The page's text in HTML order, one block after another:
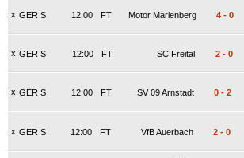
x GER S FT
12:00 Motor Marienberg 4 - 0
x GER S FT
12:00 SC Freital 2 - 0
x GER S FT
12:00 SV 09 Arnstadt 0 - 2
x GER S FT
12:00 VfB Auerbach 2 - 0